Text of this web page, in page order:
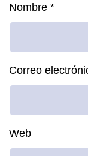
Nombre *
Correo
Web